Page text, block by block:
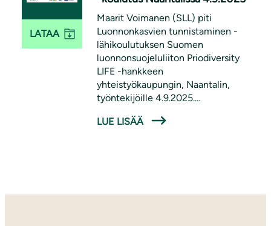
LATAA
Maarit Voimanen (SLL) piti
Luonnonkasvien tunnistaminen -
lähikoulutuksen Suomen
luonnonsuojeluliiton Priodiversity
LIFE -hankkeen
yhteistyökaupungin, Naantalin,
työntekijöille 4.9.2025.
pölyttäjille tärkeitä luonnonkasveja
LUE LISÄÄ